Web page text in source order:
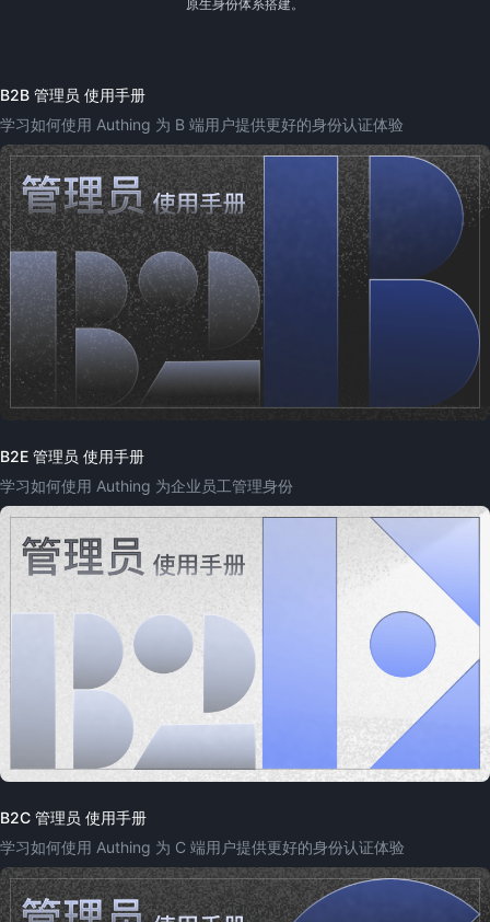
原生身份体系搭建。
B2B 管理员 使用手册
学习如何使用 Authing 为 B 端用户提供更好的身份认证体验
B2E 管理员 使用手册
学习如何使用 Authing 为企业员工管理身份
B2C 管理员 使用手册
学习如何使用 Authing 为 C 端用户提供更好的身份认证体验